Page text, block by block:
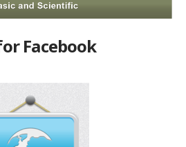
Facebook